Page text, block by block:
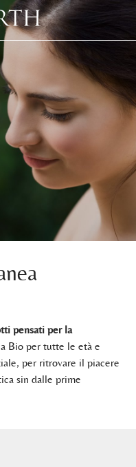
pensati per la
Bio per tutte le età e
per ritrovare il piacere
sin dalle prime